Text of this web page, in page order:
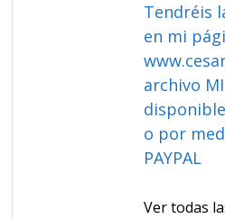
Tendréis
en mi
archivo
o por
PAYPAL
Ver todas